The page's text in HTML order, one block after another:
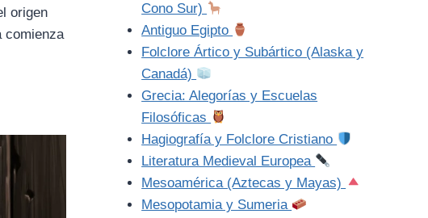
origen
comienza
Cono Sur)
Antiguo Egipto
Folclore Ártico y Subártico (Alaska y
Canadá)
Grecia: Alegorías y Escuelas
Filosóficas
Hagiografía y Folclore Cristiano
Literatura Medieval Europea
Mesoamérica (Aztecas y Mayas)
Mesopotamia y Sumeria